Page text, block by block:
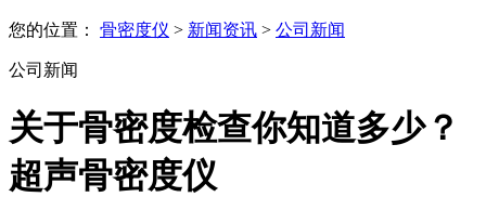
您的位置： 骨密度仪 > 新闻资讯 > 公司新闻
公司新闻
关于骨密度检查你知道多少？
超声骨密度仪